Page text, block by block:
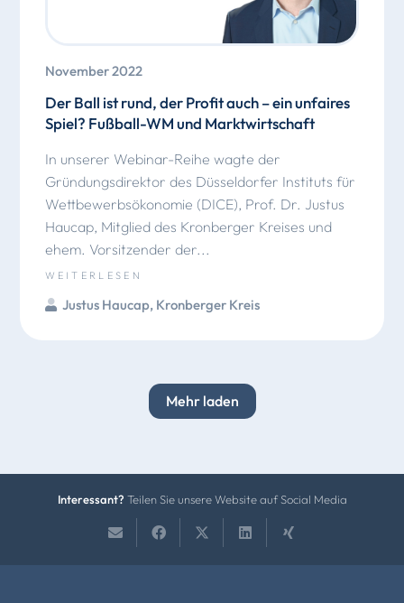
November 2022
Der Ball ist rund, der Profit auch – ein unfaires
Spiel? Fußball-WM und Marktwirtschaft
In unserer Webinar-Reihe wagte der
Gründungsdirektor des Düsseldorfer Instituts für
Wettbewerbsökonomie (DICE), Prof. Dr. Justus
Haucap, Mitglied des Kronberger Kreises und
ehem. Vorsitzender der...
WEITERLESEN
Justus Haucap, Kronberger Kreis
Mehr laden
Interessant? Teilen Sie unsere Website auf Social Media